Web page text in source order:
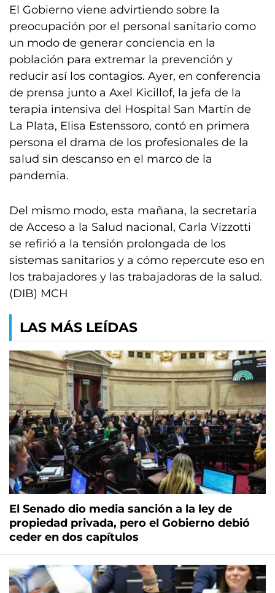
El Gobierno viene advirtiendo sobre la
preocupación por el personal sanitario como
un modo de generar conciencia en la
población para extremar la prevención y
reducir así los contagios. Ayer, en conferencia
de prensa junto a Axel Kicillof, la jefa de la
terapia intensiva del Hospital San Martín de
La Plata, Elisa Estenssoro, contó en primera
persona el drama de los profesionales de la
salud sin descanso en el marco de la
pandemia.
Del mismo modo, esta mañana, la secretaria
de Acceso a la Salud nacional, Carla Vizzotti
se refirió a la tensión prolongada de los
sistemas sanitarios y a cómo repercute eso en
los trabajadores y las trabajadoras de la salud.
(DIB) MCH
LAS MÁS LEÍDAS
El Senado dio media sanción a la ley de
propiedad privada, pero el Gobierno debió
ceder en dos capítulos